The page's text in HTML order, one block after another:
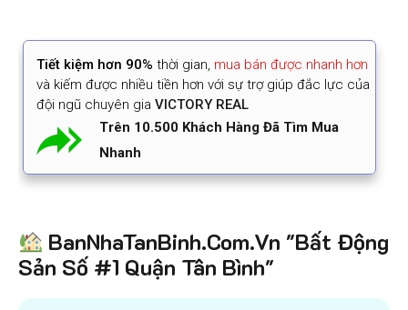
Tiết kiệm hơn 90% thời gian, mua bán được nhanh hơn
và kiếm được nhiều tiền hơn với sự trợ giúp đắc lực của
đội ngũ chuyên gia VICTORY REAL
Trên 10.500 Khách Hàng Đã Tìm Mua
Nhanh
BanNhaTanBinh.Com.Vn "Bất Động
Sản Số #1 Quận Tân Bình"